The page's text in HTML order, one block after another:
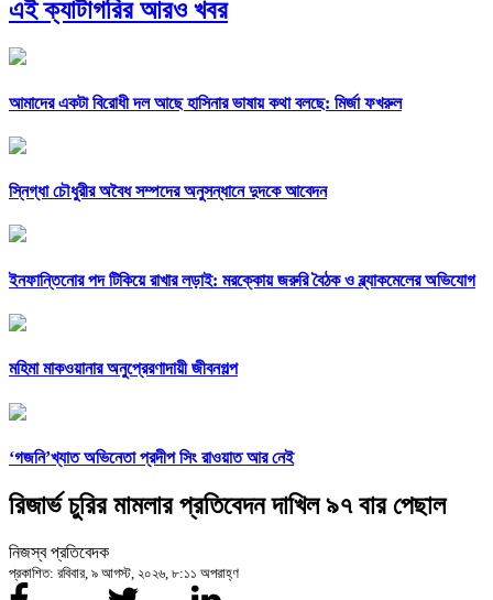
এই ক্যাটাগরির আরও খবর
আমাদের একটা বিরোধী দল আছে হাসিনার ভাষায় কথা বলছে: মির্জা ফখরুল
স্নিগ্ধা চৌধুরীর অবৈধ সম্পদের অনুসন্ধানে দুদকে আবেদন
ইনফান্তিনোর পদ টিকিয়ে রাখার লড়াই: মরক্কোয় জরুরি বৈঠক ও ব্ল্যাকমেলের অভিযোগ
মহিমা মাকওয়ানার অনুপ্রেরণাদায়ী জীবনগল্প
‘গজনি’খ্যাত অভিনেতা প্রদীপ সিং রাওয়াত আর নেই
রিজার্ভ চুরির মামলার প্রতিবেদন দাখিল ৯৭ বার পেছাল
নিজস্ব প্রতিবেদক
প্রকাশিত: রবিবার, ৯ আগস্ট, ২০২৬, ৮:১১ অপরাহ্ণ